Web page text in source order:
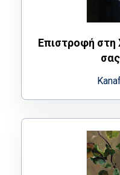
Επιστροφή στη